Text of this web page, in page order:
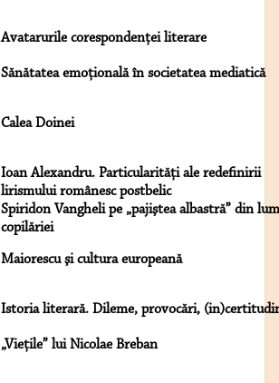
Avatarurile corespondenței literare
Sănătatea emoţională în societatea mediatică
Calea Doinei
Ioan Alexandru. Particularități ale redefinirii
lirismului românesc postbelic
Spiridon Vangheli pe „pajiştea albastră” din
copilăriei
Maiorescu şi cultura europeană
Istoria literară. Dileme, provocări,
„Vieţile” lui Nicolae Breban